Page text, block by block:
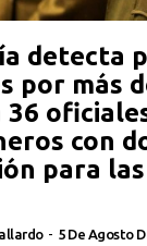
detecta
por más
36
con
para las
- 5 De Agosto